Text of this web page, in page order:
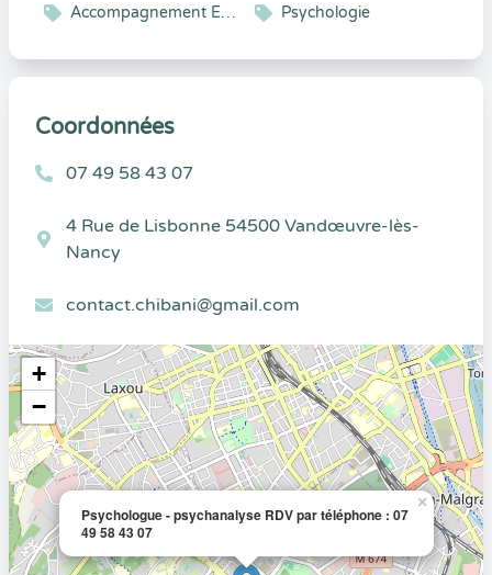
Accompagnement Enfant et Adolescent Psychologie
Coordonnées
07 49 58 43 07
4 Rue de Lisbonne 54500 Vandœuvre-lès-
Nancy
contact.chibani@gmail.com
Psychologue - psychanalyse RDV par téléphone : 07
49 58 43 07
×
+
−